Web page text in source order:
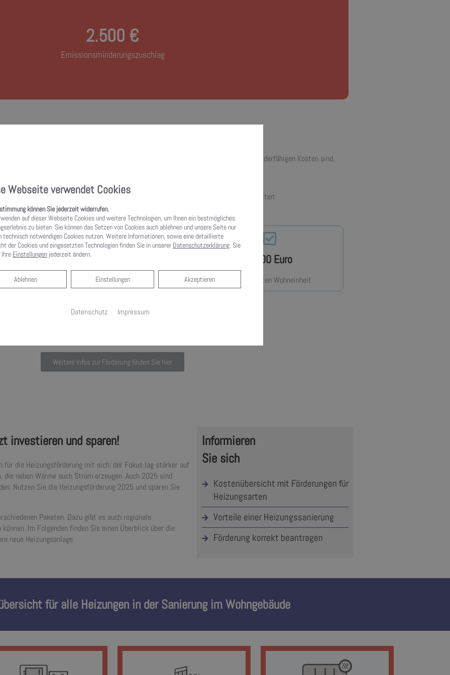
2.500 €
Emissionsminderungszuschlag
mg/m3 der Biomasse­anlage nach­weislich eingehalten, kann ein Zuschlag für die Errichtung von Biomasse­anlagen gewährt werden.
für einzelne energe­tische Maß­nahmen ist, hängt davon ab, wie hoch Ihre förder­fähigen Kosten sind.
richtet sich die Höhe der förder­fähigen Kosten nach der Anzahl der Wohn­einheiten:
15.000 Euro
für die zweite - sechste Wohneinheit
8.000 Euro
ab der siebten Wohneinheit
Sie – unabhängig von der Antrag­steller­gruppe – maximal
Weitere Infos zur Förderung finden Sie hier
investieren und sparen!
für die Heizungsförderung mit sich: der Fokus lag stärker auf
die neben Wärme auch Strom erzeugen. Auch 2025 sind
Nutzen Sie die Heizungsförderung 2025 und sparen Sie
Paketen. Dazu gibt es auch regionale
Im Folgenden finden Sie einen Überblick über die
neue Heizungsanlage.
Informieren
Sie sich
Kostenübersicht mit Förderungen für
Heizungsarten
Vorteile einer Heizungssanierung
Förderung korrekt beantragen
für alle Heizungen in der Sanierung im Wohngebäude
Webseite verwendet Cookies
können Sie jederzeit widerrufen.
auf dieser Webseite Cookies und weitere Technologien, um Ihnen ein bestmögliches
zu bieten. Sie können das Setzen von Cookies auch ablehnen und unsere Seite nur
technisch notwendigen Cookies nutzen. Weitere Informationen, sowie eine detaillierte
der Cookies und eingesetzten Technologien finden Sie in unserer Datenschutzerklärung. Sie
Ihre Einstellungen jederzeit ändern.
Akzeptieren
Einstellungen
Ablehnen
Ablehnen
Datenschutz Impressum